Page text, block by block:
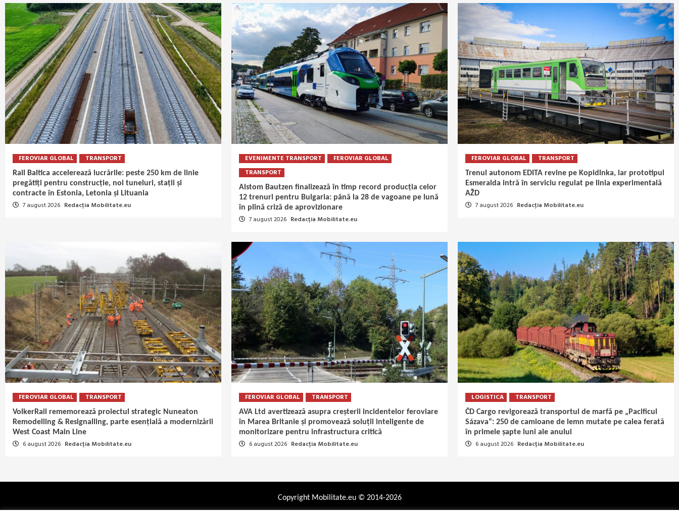
FEROVIAR GLOBAL TRANSPORT
Rail Baltica accelerează lucrările: peste 250 km de linie
pregătiți pentru construcție, noi tuneluri, stații și
contracte în Estonia, Letonia și Lituania
7 august 2026 Redacția Mobilitate.eu
EVENIMENTE TRANSPORT
FEROVIAR GLOBAL
TRANSPORT
Alstom Bautzen finalizează în timp record producția celor
12 trenuri pentru Bulgaria: până la 28 de vagoane pe lună
în plină criză de aprovizionare
7 august 2026 Redacția Mobilitate.eu
FEROVIAR GLOBAL TRANSPORT
Trenul autonom EDITA revine pe Kopidlnka, iar prototipul
Esmeralda intră în serviciu regulat pe linia experimentală
AŽD
7 august 2026 Redacția Mobilitate.eu
FEROVIAR GLOBAL TRANSPORT
VolkerRail rememorează proiectul strategic Nuneaton
Remodelling & Resignalling, parte esențială a modernizării
West Coast Main Line
6 august 2026 Redacția Mobilitate.eu
FEROVIAR GLOBAL TRANSPORT
AVA Ltd avertizează asupra creșterii incidentelor feroviare
în Marea Britanie și promovează soluții inteligente de
monitorizare pentru infrastructura critică
6 august 2026 Redacția Mobilitate.eu
LOGISTICA TRANSPORT
ČD Cargo revigorează transportul de marfă pe „Pacificul
Sázava”: 250 de camioane de lemn mutate pe calea ferată
în primele șapte luni ale anului
6 august 2026 Redacția Mobilitate.eu
Copyright Mobilitate.eu © 2014-2026